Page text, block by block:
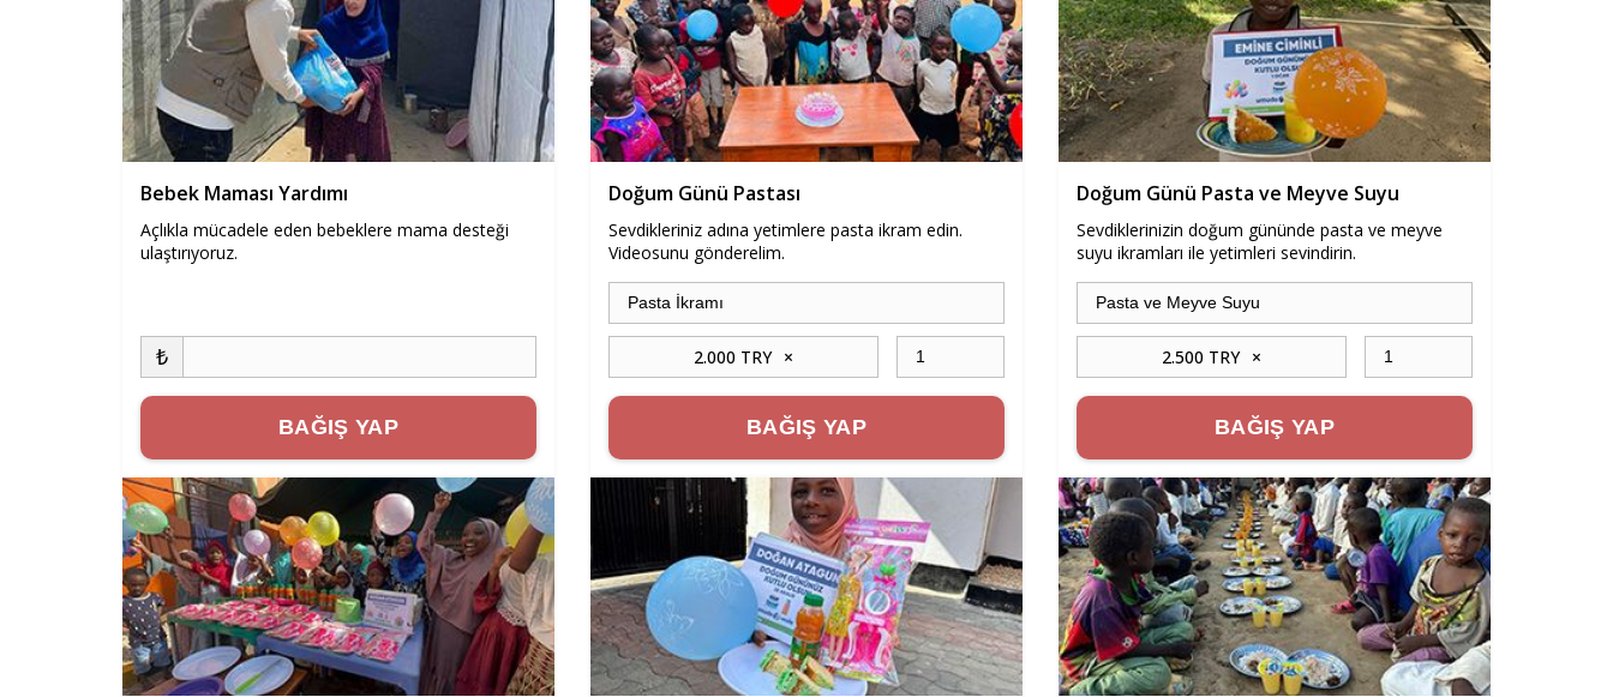
Bebek Maması Yardımı
Açlıkla mücadele eden bebeklere mama desteği
ulaştırıyoruz.
₺
BAĞIŞ YAP
Doğum Günü Pastası
Sevdikleriniz adına yetimlere pasta ikram edin.
Videosunu gönderelim.
2.000 TRY ×
BAĞIŞ YAP
Doğum Günü Pasta ve Meyve Suyu
Sevdiklerinizin doğum gününde pasta ve meyve
suyu ikramları ile yetimleri sevindirin.
2.500 TRY ×
BAĞIŞ YAP